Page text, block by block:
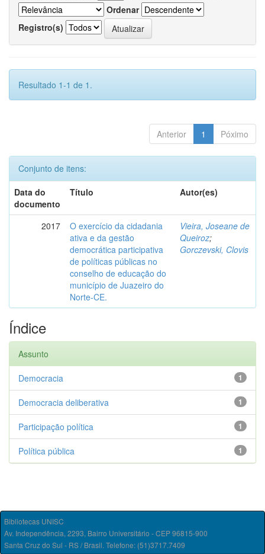
Ordenar
Registro(s)
Resultado 1-1 de 1.
Anterior 1 Póximo
Conjunto de itens:
Data do
documento
Título Autor(es)
2017
O exercício da cidadania
ativa e da gestão
democrática participativa
de políticas públicas no
conselho de educação do
município de Juazeiro do
Norte-CE.
Vieira, Joseane de
Queiroz;
Gorczevski, Clovis
Índice
Assunto
1
Democracia
1
Democracia deliberativa
1
Participação política
1
Política pública
Bibliotecas UNISC
Av. Independência, 2293, Bairro Universitário - CEP 96815-900
Santa Cruz do Sul - RS / Brasil. Telefone: (51)3717.7409